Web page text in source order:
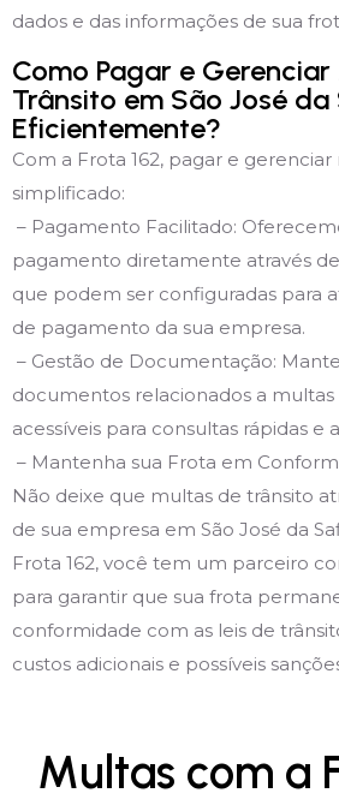
dados e das informações de sua
Como Pagar e
Trânsito em São José
Eficientemente?
Com a Frota 162, pagar e gerenciar
simplificado:
– Pagamento Facilitado:
pagamento diretamente através
que podem ser configuradas para
de pagamento da sua empresa.
– Gestão de Documentação:
documentos relacionados a multas
acessíveis para consultas rápidas e
– Mantenha sua Frota em
Não deixe que multas de trânsito
de sua empresa em São José da
Frota 162, você tem um parceiro
para garantir que sua frota
conformidade com as leis de
custos adicionais e possíveis
Multas com a